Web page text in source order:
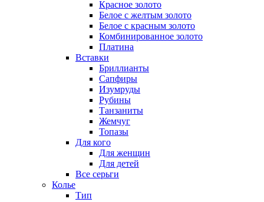
Красное золото
Белое с желтым золото
Белое с красным золото
Комбинированное золото
Платина
Вставки
Бриллианты
Сапфиры
Изумруды
Рубины
Танзаниты
Жемчуг
Топазы
Для кого
Для женщин
Для детей
Все серьги
Колье
Тип